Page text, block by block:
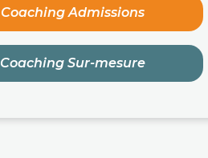
Coaching Admissions
Coaching Sur-mesure